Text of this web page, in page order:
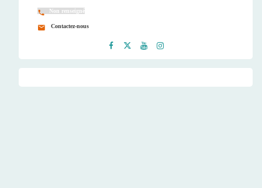
Non renseigné
Contactez-nous